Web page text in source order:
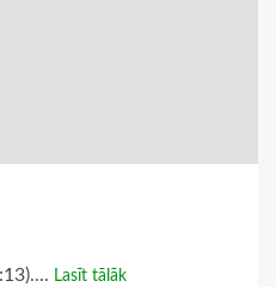
Lasīt tālāk